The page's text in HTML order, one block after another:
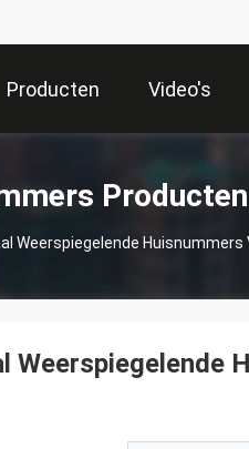
Producten Video's
Producten
Weerspiegelende Huisnummers
Weerspiegelende